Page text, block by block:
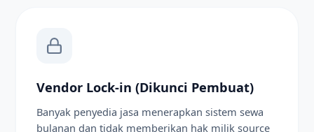
Vendor Lock-in (Dikunci Pembuat)
Banyak penyedia jasa menerapkan sistem sewa
bulanan dan tidak memberikan hak milik source